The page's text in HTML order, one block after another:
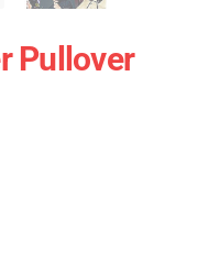
Pullover